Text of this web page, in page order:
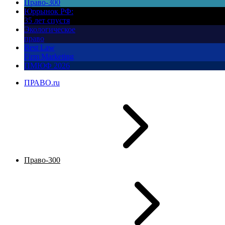
Право-300
Юррынок РФ:
35 лет спустя
Экологическое
право
Best Law
Firm Marketing
ПМЮФ 2026
ПРАВО.ru
Право-300